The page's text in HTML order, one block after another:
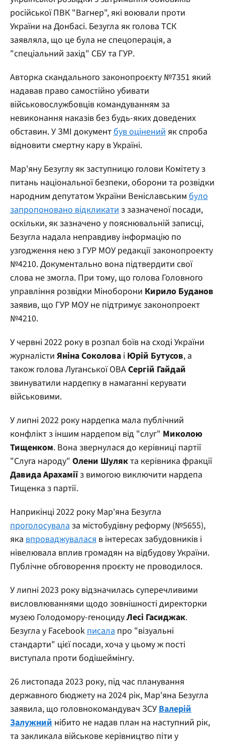
російської ПВК "Вагнер", які воювали проти
України на Донбасі. Безугла як голова ТСК
заявляла, що це була не спецоперація, а
"спеціальний захід" СБУ та ГУР.
Авторка скандального законопроєкту №7351 який
надавав право самостійно убивати
військовослужбовців командуванням за
невиконання наказів без будь-яких доведених
обставин. У ЗМІ документбув оціненийяк спроба
відновити смертну кару в Україні.
Мар'яну Безуглу як заступницю голови Комітету з
питань національної безпеки, оборони та розвідки
народним депутатом України Веніславським було
запропоновано відкликати з зазначеної посади,
оскільки, як зазначено у пояснювальній записці,
Безугла надала неправдиву інформацію по
узгодження нею з ГУР МОУ редакції законопроекту
№4210. Документально вона підтвердити свої
слова не змогла. При тому, що голова Головного
управління розвідки Міноборони Кирило Буданов
заявив, що ГУР МОУ не підтримує законопроект
№4210.
У червні 2022 року в розпал боїв на сході України
журналісти Яніна Соколова і Юрій Бутусов, а
також голова Луганської ОВАСергій Гайдай
звинуватили нардепку в намаганні керувати
військовими.
У липні 2022 року нардепка мала публічний
конфлікт з іншим нардепом від "слуг" Миколою
Тищенком. Вона звернулася до керівниці партії
"Слуга народу" Олени Шулякта керівника фракції
Давида Арахаміїз вимогою виключити нардепа
Тищенка з партії.
Наприкінці 2022 року Мар'яна Безугла
проголосувала за містобудівну реформу (№5655),
яка впроваджувалася в інтересах забудовників і
нівелювала вплив громадян на відбудову України.
Публічне обговорення проєкту не проводилося.
У липні 2023 року відзначилась суперечливими
висловлюваннями щодо зовнішності директорки
музею Голодомору-геноцидуЛесі Гасиджак.
Безугла у Facebookписала про "візуальні
стандарти" цієї посади, хоча у цьому ж пості
виступала проти бодішеймінгу.
26 листопада 2023 року, під час планування
державного бюджету на 2024 рік, Мар'яна Безугла
заявила, що головнокомандувач ЗСУВалерій
Залужний нібито не надав план на наступний рік,
та закликала військове керівництво піти у